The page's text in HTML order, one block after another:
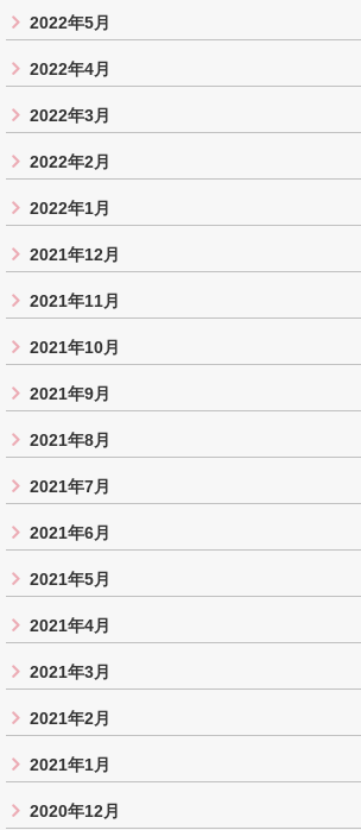
2022年5月
2022年4月
2022年3月
2022年2月
2022年1月
2021年12月
2021年11月
2021年10月
2021年9月
2021年8月
2021年7月
2021年6月
2021年5月
2021年4月
2021年3月
2021年2月
2021年1月
2020年12月